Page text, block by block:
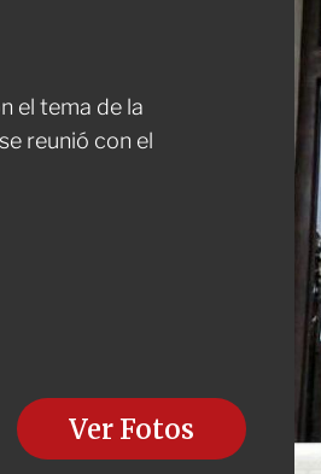
el tema de la
reunió con el
Ver Fotos